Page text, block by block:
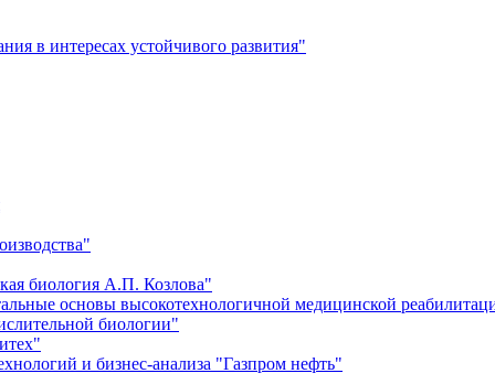
в интересах устойчивого развития"
биология А.П. Козлова"
основы высокотехнологичной медицинской
биологии"
и бизнес-анализа "Газпром нефть"